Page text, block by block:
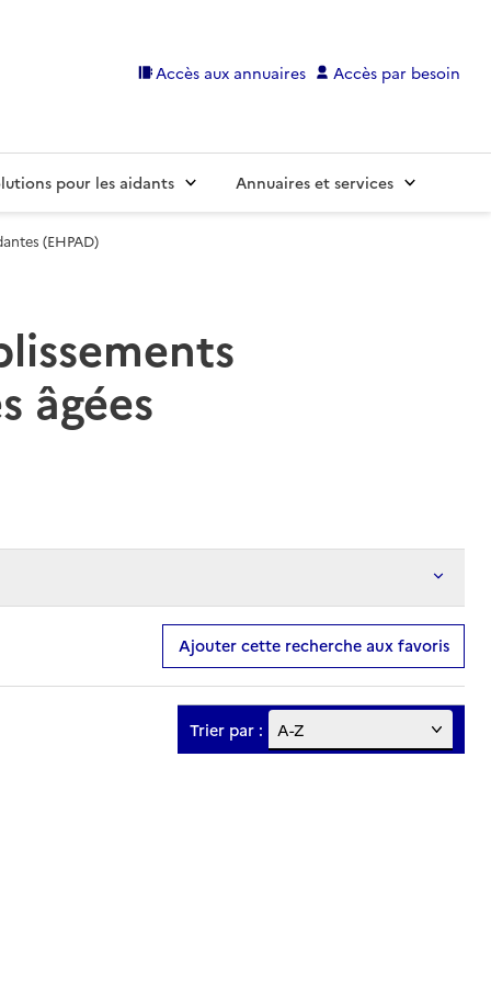
Accès aux annuaires Accès par besoin
pour les aidants Annuaires et services
(EHPAD)
âgées
Ajouter cette recherche aux favoris
Trier par :